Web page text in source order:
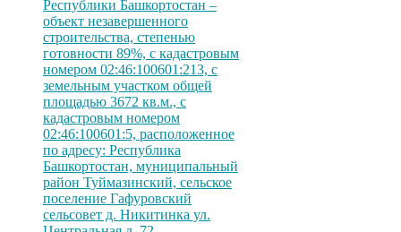
Республики Башкортостан –
объект незавершенного
строительства, степенью
готовности 89%, с кадастровым
номером 02:46:100601:213, с
земельным участком общей
площадью 3672 кв.м., с
кадастровым номером
02:46:100601:5, расположенное
по адресу: Республика
Башкортостан, муниципальный
район Туймазинский, сельское
поселение Гафуровский
сельсовет д. Никитинка ул.